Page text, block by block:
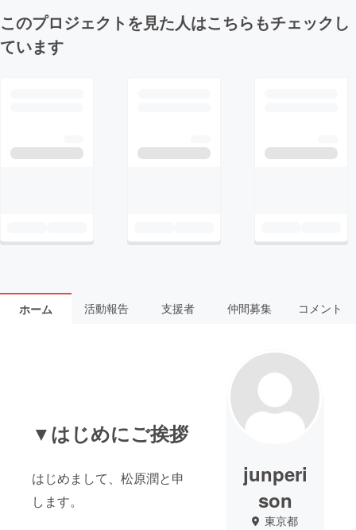
このプロジェクトを見た人はこちらもチェックし
ています
ホーム 活動報告 支援者 仲間募集 コメント
▼はじめにご挨拶
はじめまして、松原潤と申
します。
junperi
son
東京都